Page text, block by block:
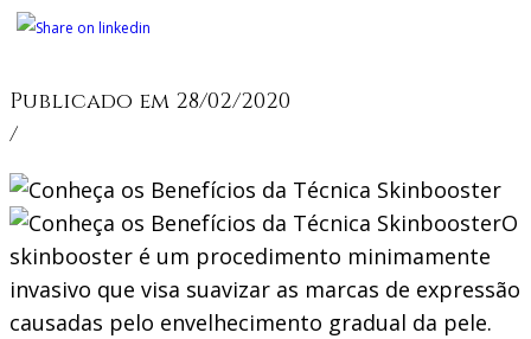
Publicado em 28/02/2020
/
O
skinbooster é um procedimento minimamente
invasivo que visa suavizar as marcas de expressão
causadas pelo envelhecimento gradual da pele.